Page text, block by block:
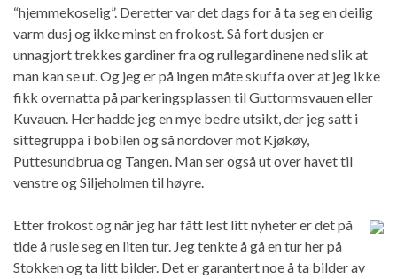
“hjemmekoselig”. Deretter var det dags for å ta seg en deilig
varm dusj og ikke minst en frokost. Så fort dusjen er
unnagjort trekkes gardiner fra og rullegardinene ned slik at
man kan se ut. Og jeg er på ingen måte skuffa over at jeg ikke
fikk overnatta på parkeringsplassen til Guttormsvauen eller
Kuvauen. Her hadde jeg en mye bedre utsikt, der jeg satt i
sittegruppa i bobilen og så nordover mot Kjøkøy,
Puttesundbrua og Tangen. Man ser også ut over havet til
venstre og Siljeholmen til høyre.
Etter frokost og når jeg har fått lest litt nyheter er det på
tide å rusle seg en liten tur. Jeg tenkte å gå en tur her på
Stokken og ta litt bilder. Det er garantert noe å ta bilder av